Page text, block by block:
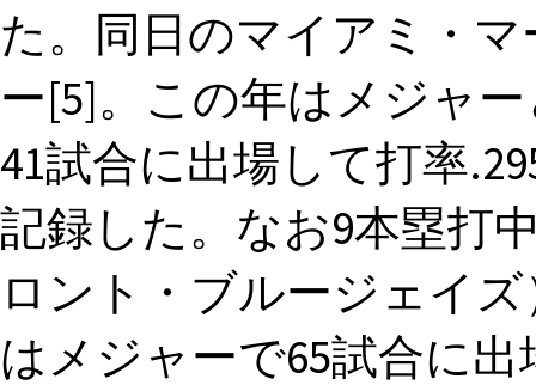
た。同日のマイアミ・
ー[5]。この年はメジャ
41試合に出場して打率
記録した。なお9本塁打
ロント・ブルージェイ
はメジャーで65試合に